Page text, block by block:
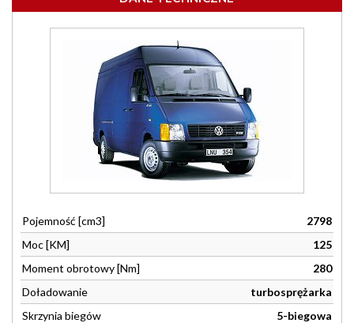
Pojemność [cm3]
2798
Moc [KM]
125
Moment obrotowy [Nm]
280
Doładowanie
turbosprężarka
Skrzynia biegów
5-biegowa